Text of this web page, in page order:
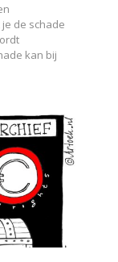
de schade
kan bij